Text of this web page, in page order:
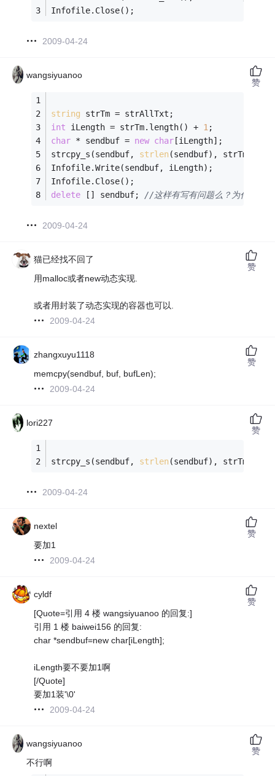
Infofile.Close();
2009-04-24
wangsiyuanoo
string strTm = strAllTxt;
int iLength = strTm.length() + 1 ;
char * sendbuf = new char [iLength];
strcpy_s(sendbuf, strlen(sendbuf),
Infofile.Write(sendbuf, iLength);
Infofile.Close();
delete [] sendbuf; //这样有写有问题么？为什么会
2009-04-24
赞
猫已经找不回了
用malloc或者new动态实现.
或者用封装了动态实现的容器也可以.
2009-04-24
赞
zhangxuyu1118
memcpy(sendbuf, buf, bufLen);
2009-04-24
赞
lori227
strcpy_s(sendbuf, strlen(sendbuf),
2009-04-24
赞
nextel
要加1
2009-04-24
赞
cyldf
[Quote=引用 4 楼 wangsiyuanoo 的回复:]
引用 1 楼 baiwei156 的回复:
char *sendbuf=new char[iLength];
iLength要不要加1啊
[/Quote]
要加1装'\0'
2009-04-24
赞
wangsiyuanoo
不行啊
赞